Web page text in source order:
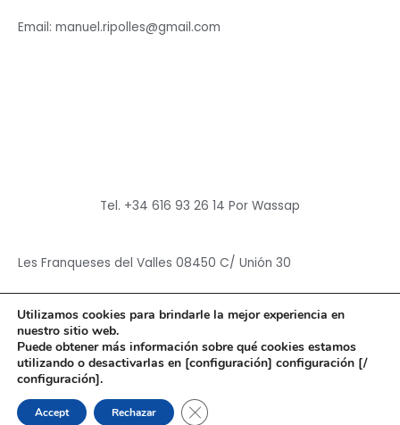
Email: manuel.ripolles@gmail.com
Tel. +34 616 93 26 14 Por Wassap
Les Franqueses del Valles 08450 C/ Unión 30
Copyright © 2026Hun Yuan Chen
Powered byHun Yuan Chen
Utilizamos cookies para brindarle la mejor experiencia en
nuestro sitio web.
Puede obtener más información sobre qué cookies estamos
utilizando o desactivarlas en [configuración] configuración [/
configuración].
Accept Rechazar CERRAR EL BANNER DE